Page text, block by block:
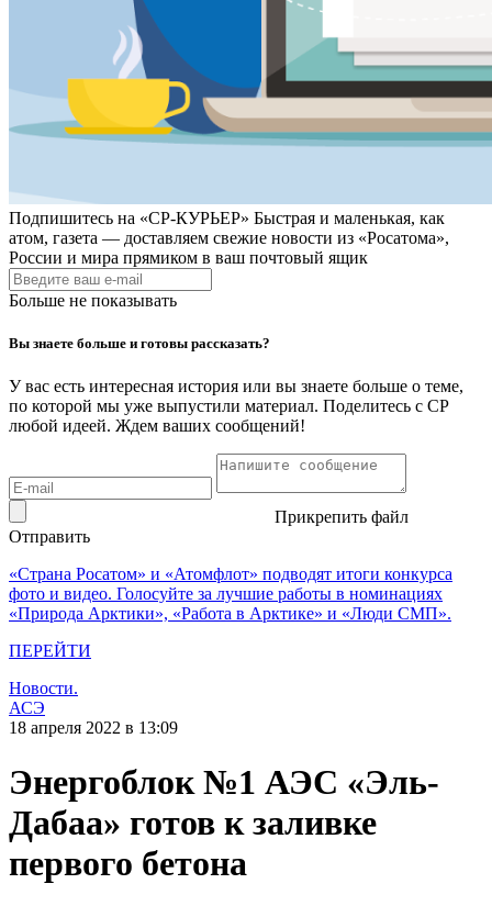
Подпишитесь на «СР-КУРЬЕР» Быстрая и маленькая, как
атом, газета — доставляем свежие новости из «Росатома»,
России и мира прямиком в ваш почтовый ящик
Больше не показывать
Вы знаете больше и готовы рассказать?
У вас есть интересная история или вы знаете больше о теме,
по которой мы уже выпустили материал. Поделитесь с СР
любой идеей. Ждем ваших сообщений!
Прикрепить файл
Отправить
«Страна Росатом» и «Атомфлот» подводят итоги конкурса
фото и видео. Голосуйте за лучшие работы в номинациях
«Природа Арктики», «Работа в Арктике» и «Люди СМП».
ПЕРЕЙТИ
Новости.
АСЭ
18 апреля 2022 в 13:09
Энергоблок №1 АЭС «Эль-
Дабаа» готов к заливке
первого бетона